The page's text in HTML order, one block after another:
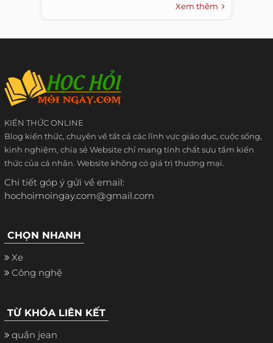
Xem thêm
KIẾN THỨC ONLINE
Blog kiến thức, chuyên về tất cả các lĩnh vực giáo dục, cuộc sống,
kinh nghiệm, chia sẻ Website chỉ mang tính chất sưu tầm kiến
thức của cá nhân. Website không có giá trị thương mại.
Chi tiết góp ý gửi về email:
hochoimoingay.com@gmail.com
CHỌN NHANH
Xe
Công nghệ
TỪ KHÓA LIÊN KẾT
quần jean